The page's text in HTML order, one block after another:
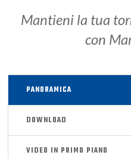
Mantieni la tua
con
PANORAMICA
DOWNLOAD
VIDEO IN PRIMO PIANO